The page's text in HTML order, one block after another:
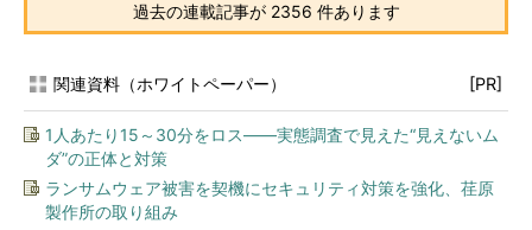
過去の連載記事が 2356 件あります
関連資料（ホワイトペーパー） [PR]
1人あたり15～30分をロス――実態調査で見えた“見えないム
ダ”の正体と対策
ランサムウェア被害を契機にセキュリティ対策を強化、荏原
製作所の取り組み